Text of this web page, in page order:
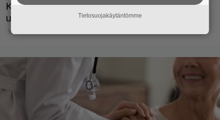
Kyselyyn vastaajat eivät kokeneet alkoholilain
uudistusta tarpeellisena.
9.10.2024 13:15
Tietosuojakäytäntömme